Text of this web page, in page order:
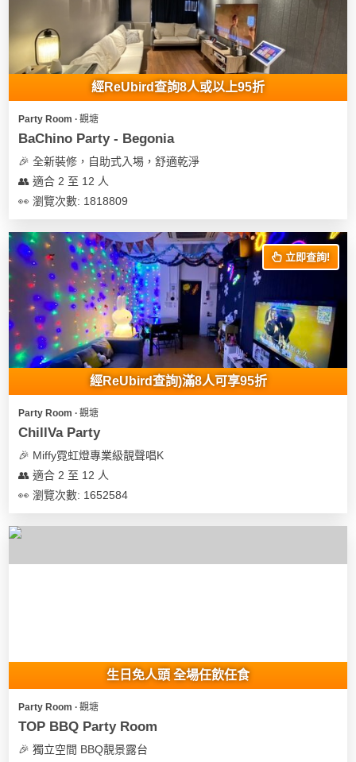
經ReUbird查詢8人或以上95折
Party Room ∙ 觀塘
BaChino Party - Begonia
🎉 全新裝修，自助式入埸，舒適乾淨
👥 適合 2 至 12 人
👀 瀏覽次數: 1818809
立即查詢!
經ReUbird查詢)滿8人可享95折
Party Room ∙ 觀塘
ChillVa Party
🎉 Miffy霓虹燈專業級靚聲唱K
👥 適合 2 至 12 人
👀 瀏覽次數: 1652584
生日免人頭 全場任飲任食
Party Room ∙ 觀塘
TOP BBQ Party Room
🎉 獨立空間 BBQ靚景露台